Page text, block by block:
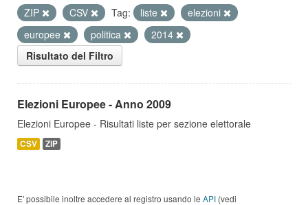
ZIP
CSV Tag: liste
elezioni
europee
politica
2014
Risultato del Filtro
Elezioni Europee - Anno 2009
Elezioni Europee - Risultati liste per sezione elettorale
CSV ZIP
E' possibile inoltre accedere al registro usando le API (vedi